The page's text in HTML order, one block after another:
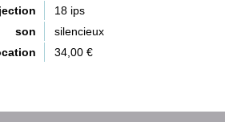
18 ips
son
silencieux
34,00 €